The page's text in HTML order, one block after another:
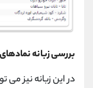
بررسی زبانه
در این زبانه نیز